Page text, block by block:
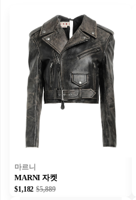
마르니
MARNI 자켓
$1,182 $5,889